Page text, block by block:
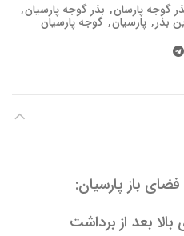
گوجه پارسان, بذر گوجه پارسیان,
بذر, پارسیان, گوجه پارسیان
باز پارسیان:
بعد از برداشت